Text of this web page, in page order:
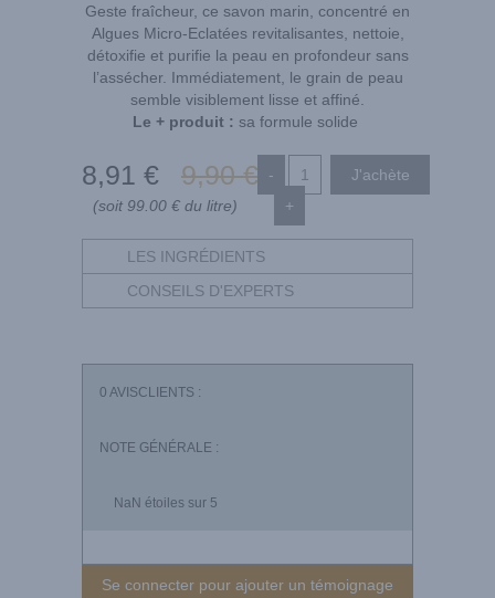
Geste fraîcheur, ce savon marin, concentré en
Algues Micro-Eclatées revitalisantes, nettoie,
détoxifie et purifie la peau en profondeur sans
l’assécher. Immédiatement, le grain de peau
semble visiblement lisse et affiné.
Le + produit : sa formule solide
8,91 € 9,90 €
(soit 99.00 € du litre)
-
+
LES INGRÉDIENTS
CONSEILS D'EXPERTS
0 AVISCLIENTS :
NOTE GÉNÉRALE :
NaN étoiles sur 5
Se connecter pour ajouter un témoignage